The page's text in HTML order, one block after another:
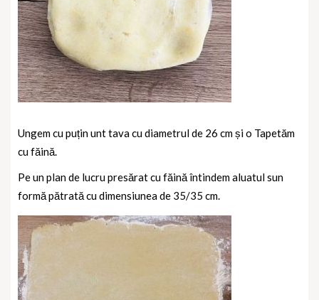
Ungem cu puțin unt tava cu diametrul de 26 cm și o Tapetăm
cu făină.
Pe un plan de lucru presărat cu făină întindem aluatul sun
formă pătrată cu dimensiunea de 35/35 cm.